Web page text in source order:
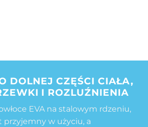
DOLNEJ CZĘŚCI CIAŁA,
I ROZLUŹNIENIA
EVA na stalowym rdzeniu,
przyjemny w użyciu, a